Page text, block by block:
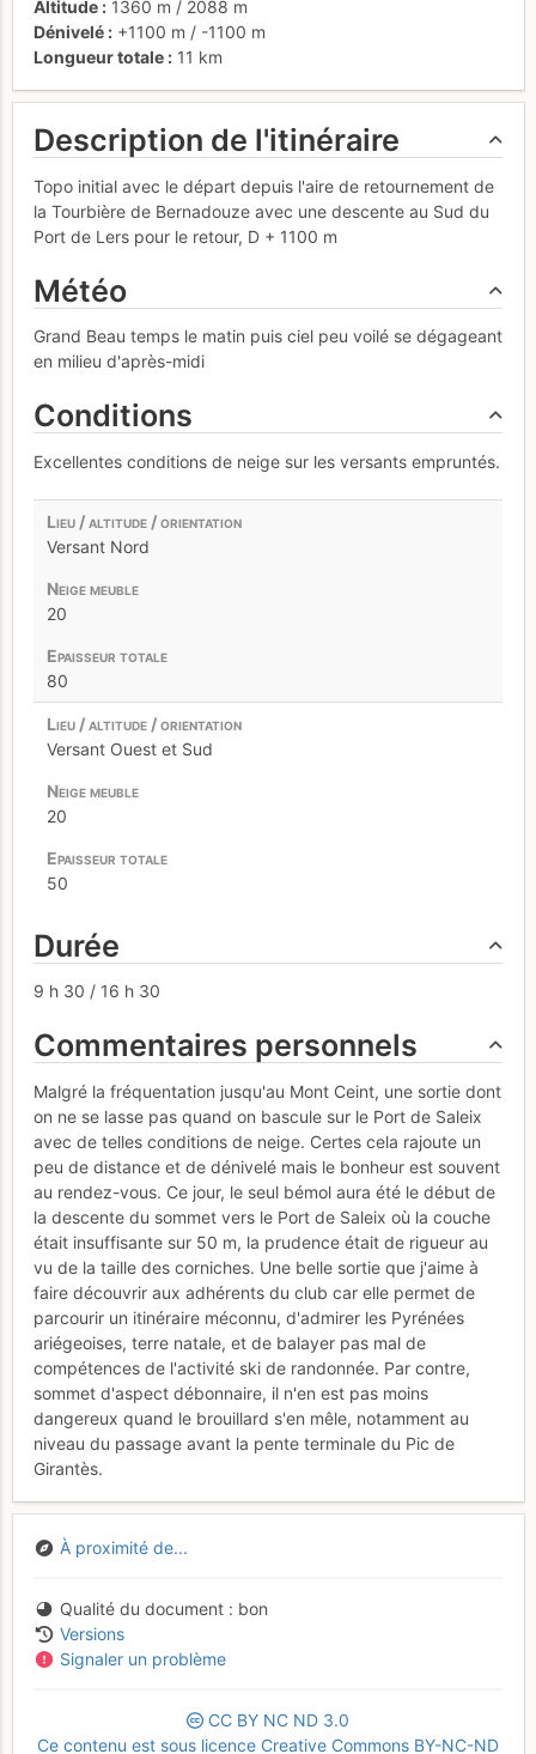
Altitude 1360 m / 2088 m
Dénivelé
+1100 m / -1100 m
Longueur totale
11 km
Description de l'itinéraire
Topo initial avec le départ depuis l'aire de retournement de
la Tourbière de Bernadouze avec une descente au Sud du
Port de Lers pour le retour, D + 1100 m
Météo
Grand Beau temps le matin puis ciel peu voilé se dégageant
en milieu d'après-midi
Conditions
Excellentes conditions de neige sur les versants empruntés.
Versant Nord
20
80
Versant Ouest et Sud
20
50
Durée
9 h 30 / 16 h 30
Commentaires personnels
Malgré la fréquentation jusqu'au Mont Ceint, une sortie dont
on ne se lasse pas quand on bascule sur le Port de Saleix
avec de telles conditions de neige. Certes cela rajoute un
peu de distance et de dénivelé mais le bonheur est souvent
au rendez-vous. Ce jour, le seul bémol aura été le début de
la descente du sommet vers le Port de Saleix où la couche
était insuffisante sur 50 m, la prudence était de rigueur au
vu de la taille des corniches. Une belle sortie que j'aime à
faire découvrir aux adhérents du club car elle permet de
parcourir un itinéraire méconnu, d'admirer les Pyrénées
ariégeoises, terre natale, et de balayer pas mal de
compétences de l'activité ski de randonnée. Par contre,
sommet d'aspect débonnaire, il n'en est pas moins
dangereux quand le brouillard s'en mêle, notamment au
niveau du passage avant la pente terminale du Pic de
Girantès.
À proximité de...
Qualité du document
bon
Versions
Signaler un problème
CC BY NC ND 3.0
Ce contenu est sous licence Creative Commons BY-NC-ND